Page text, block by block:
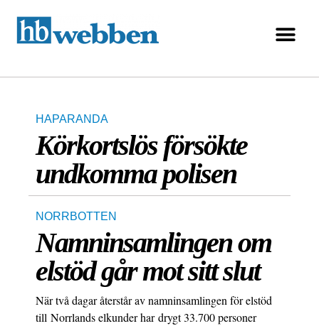
HAPARANDA
Körkortslös försökte
undkomma polisen
NORRBOTTEN
Namninsamlingen om
elstöd går mot sitt slut
När två dagar återstår av namninsamlingen för elstöd
till Norrlands elkunder har drygt 33.700 personer